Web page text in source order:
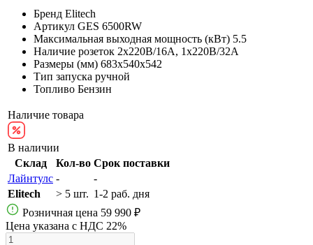
Бренд Elitech
Артикул GES 6500RW
Максимальная выходная мощность (кВт) 5.5
Наличие розеток 2х220В/16A, 1х220В/32A
Размеры (мм) 683х540х542
Тип запуска ручной
Топливо Бензин
Наличие товара
В наличии
Склад
Кол-во Срок поставки
Лайнтулс -
-
Elitech
> 5 шт. 1-2 раб. дня
Розничная цена 59 990 ₽
Цена указана с НДС 22%